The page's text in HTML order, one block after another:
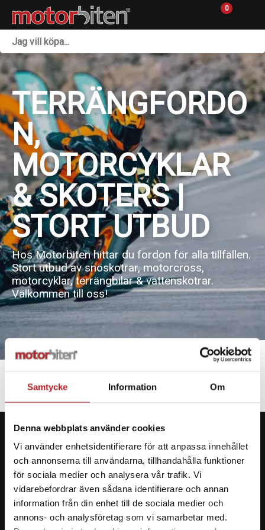
Samtycke Information Om
Denna webbplats använder cookies
Vi använder enhetsidentifierare för att anpassa innehållet
och annonserna till användarna, tillhandahålla funktioner
för sociala medier och analysera vår trafik. Vi
vidarebefordrar även sådana identifierare och annan
information från din enhet till de sociala medier och
annons- och analysföretag som vi samarbetar med.
0
Personlig utrustning
Övrigt & Merch
Tillbehör
Outlet
Sprängskisser
Verkstad
Kundservice
TERRÄNGFORDO
N,
MOTORCYKLAR
& SKOTERS |
STORT UTBUD
Hos Motorbiten hittar du fordon för alla tillfällen.
Stort utbud av snöskotrar, motorcross,
motorcyklar, terrängbilar & vattenskotrar.
Välkommen till oss!
STARTSIDA FORDON & MASKINER
KONTAKTA OSS PÅ MOTORBITEN
Ångra mitt köp
Org. nummer: 5566689278